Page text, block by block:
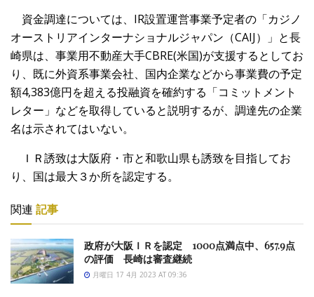
資金調達については、IR設置運営事業予定者の「カジノ
オーストリアインターナショナルジャパン（CAIJ）」と長
崎県は、事業用不動産大手CBRE(米国)が支援するとしてお
り、既に外資系事業会社、国内企業などから事業費の予定
額4,383億円を超える投融資を確約する「コミットメント
レター」などを取得していると説明するが、調達先の企業
名は示されてはいない。
ＩＲ誘致は大阪府・市と和歌山県も誘致を目指してお
り、国は最大３か所を認定する。
関連 記事
政府が大阪ＩＲを認定 1000点満点中、657.9点
の評価 長崎は審査継続
月曜日 17 4月 2023 AT 09:36